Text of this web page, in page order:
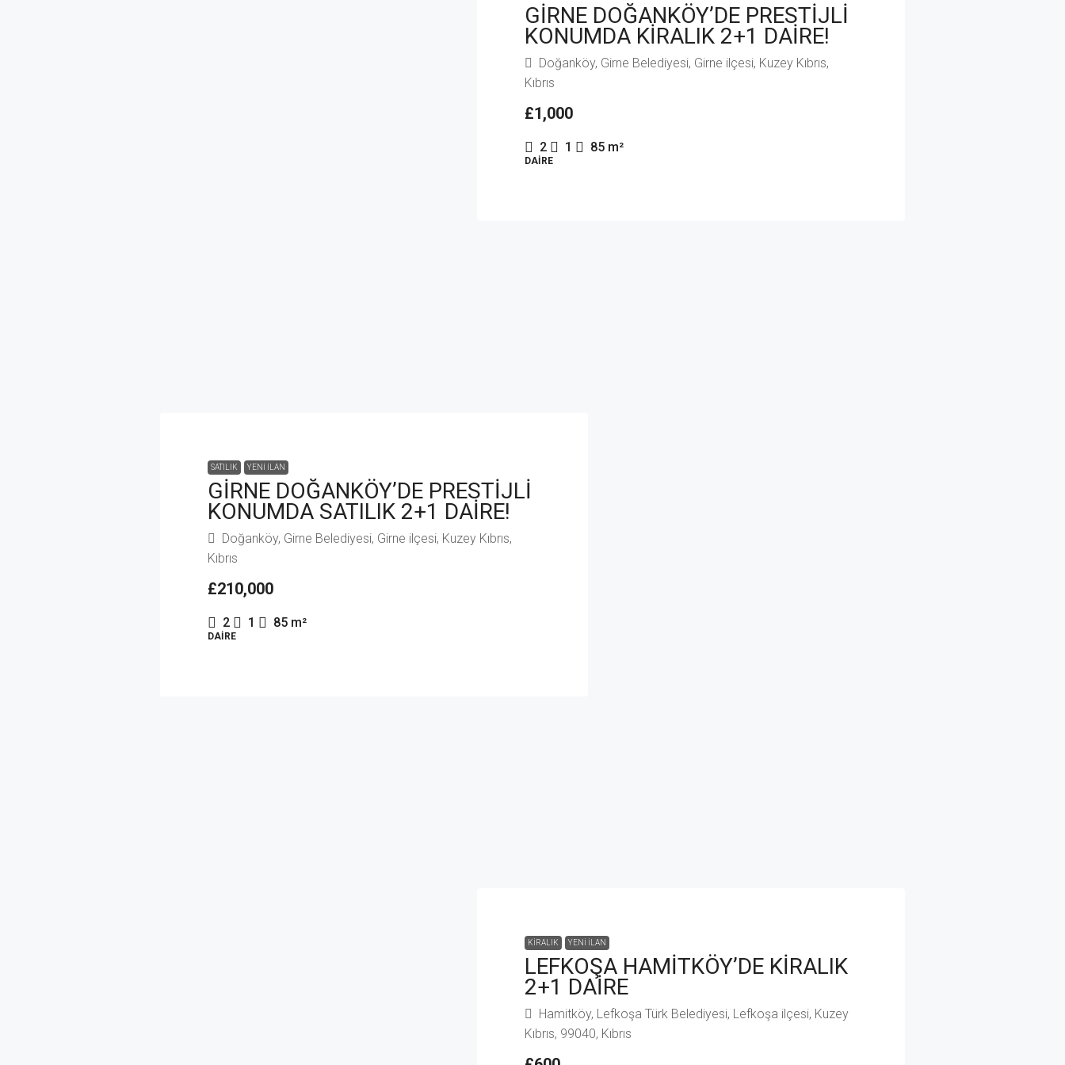
GİRNE DOĞANKÖY’DE PRESTİJLİ
KONUMDA KİRALIK 2+1 DAİRE!
Doğanköy, Girne Belediyesi, Girne ilçesi, Kuzey Kıbrıs,
Kıbrıs
£1,000
2 1 85 m²
DAIRE
SATILIK YENI İLAN
GİRNE DOĞANKÖY’DE PRESTİJLİ
KONUMDA SATILIK 2+1 DAİRE!
Doğanköy, Girne Belediyesi, Girne ilçesi, Kuzey Kıbrıs,
Kıbrıs
£210,000
2 1 85 m²
DAIRE
KIRALIK YENI İLAN
LEFKOŞA HAMİTKÖY’DE KİRALIK
2+1 DAİRE
Hamitköy, Lefkoşa Türk Belediyesi, Lefkoşa ilçesi, Kuzey
Kıbrıs, 99040, Kıbrıs